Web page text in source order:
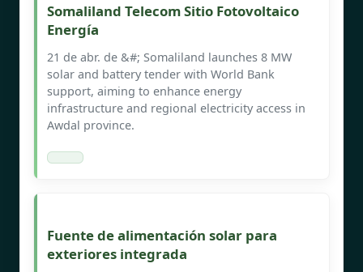
Somaliland Telecom Sitio Fotovoltaico
Energía
21 de abr. de &#; Somaliland launches 8 MW
solar and battery tender with World Bank
support, aiming to enhance energy
infrastructure and regional electricity access in
Awdal province.
Fuente de alimentación solar para
exteriores integrada